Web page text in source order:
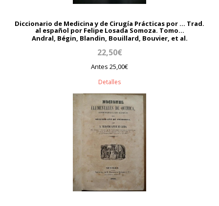
Diccionario de Medicina y de Cirugía Prácticas por ... Trad.
al español por Felipe Losada Somoza. Tomo...
Andral, Bégin, Blandin, Bouillard, Bouvier, et al.
22,50€
Antes 25,00€
Detalles